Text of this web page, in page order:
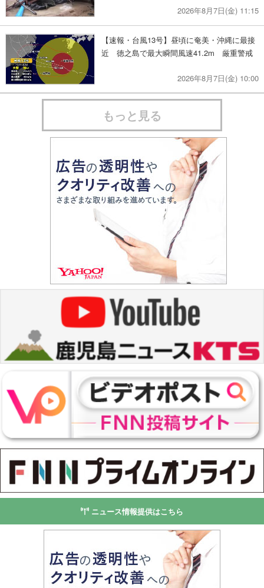
2026年8月7日(金) 11:15
【速報・台風13号】昼頃に奄美・沖縄に最接
近 徳之島で最大瞬間風速41.2m 厳重警戒
2026年8月7日(金) 10:00
もっと見る
ニュース情報提供はこちら